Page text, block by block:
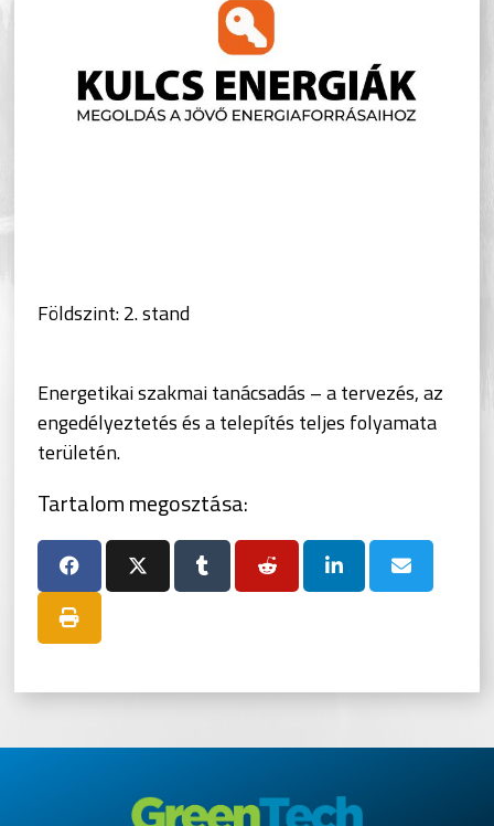
Földszint: 2. stand
Energetikai szakmai tanácsadás – a tervezés, az
engedélyeztetés és a telepítés teljes folyamata
területén.
Tartalom megosztása: